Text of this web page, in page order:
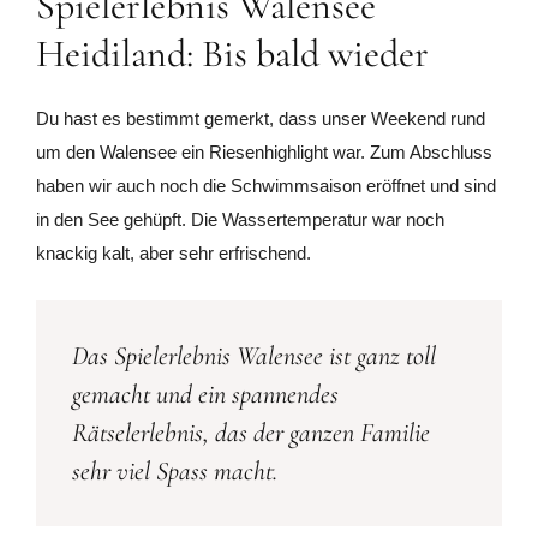
Heidiland: Bis bald wieder
Du hast es bestimmt gemerkt, dass unser Weekend rund
um den Walensee ein Riesenhighlight war. Zum Abschluss
haben wir auch noch die Schwimmsaison eröffnet und sind
in den See gehüpft. Die Wassertemperatur war noch
knackig kalt, aber sehr erfrischend.
Das Spielerlebnis Walensee ist ganz toll
gemacht und ein spannendes
Rätselerlebnis, das der ganzen Familie
sehr viel Spass macht.